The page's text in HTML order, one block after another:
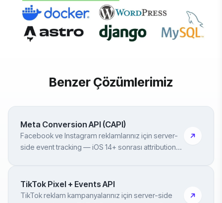
Benzer Çözümlerimiz
Meta Conversion API (CAPI)
Facebook ve Instagram reklamlarınız için server-
side event tracking — iOS 14+ sonrası attribution
TikTok Pixel + Events API
TikTok reklam kampanyalarınız için server-side